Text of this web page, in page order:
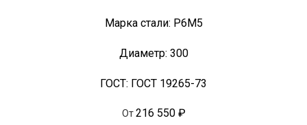
Марка стали: Р6М5
Диаметр: 300
ГОСТ: ГОСТ 19265-73
От 216 550 ₽